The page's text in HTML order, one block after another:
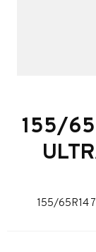
155/
155/65R14